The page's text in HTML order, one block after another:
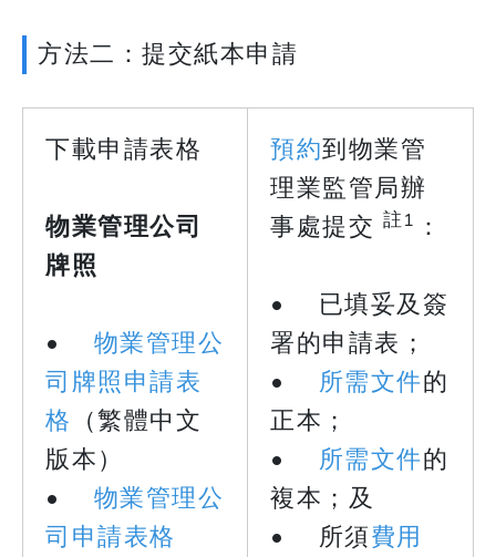
方法二：提交紙本申請
下載申請表格
物業管理公司
牌照
• 物業管理公
司牌照申請表
格 （繁體中文
版本）
• 物業管理公
司申請表格
預約到物業管
理業監管局辦
事處提交 註1 ：
• 已填妥及簽
署的申請表；
• 所需文件的
正本；
• 所需文件的
複本；及
• 所須費用